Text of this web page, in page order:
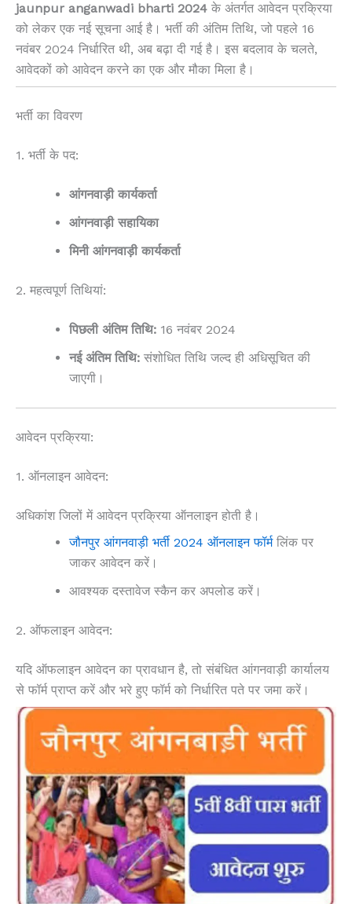
jaunpur anganwadi bharti 2024 के अंतर्गत आवेदन प्रक्रिया
को लेकर एक नई सूचना आई है। भर्ती की अंतिम तिथि, जो पहले 16
नवंबर 2024 निर्धारित थी, अब बढ़ा दी गई है। इस बदलाव के चलते,
आवेदकों को आवेदन करने का एक और मौका मिला है।
भर्ती का विवरण
1. भर्ती के पद:
आंगनवाड़ी कार्यकर्ता
आंगनवाड़ी सहायिका
मिनी आंगनवाड़ी कार्यकर्ता
2. महत्वपूर्ण तिथियां:
पिछली अंतिम तिथि: 16 नवंबर 2024
नई अंतिम तिथि: संशोधित तिथि जल्द ही अधिसूचित की
जाएगी।
आवेदन प्रक्रिया:
1. ऑनलाइन आवेदन:
अधिकांश जिलों में आवेदन प्रक्रिया ऑनलाइन होती है।
जौनपुर आंगनवाड़ी भर्ती 2024 ऑनलाइन फॉर्मलिंक पर
जाकर आवेदन करें।
आवश्यक दस्तावेज स्कैन कर अपलोड करें।
2. ऑफलाइन आवेदन:
यदि ऑफलाइन आवेदन का प्रावधान है, तो संबंधित आंगनवाड़ी कार्यालय
से फॉर्म प्राप्त करें और भरे हुए फॉर्म को निर्धारित पते पर जमा करें।